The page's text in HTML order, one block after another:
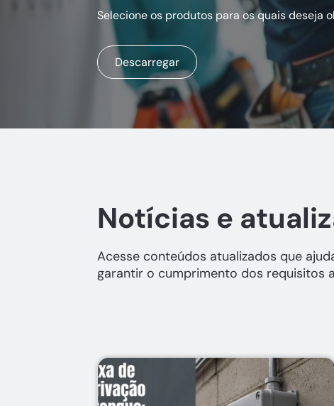
Selecione os produtos para os quais deseja
Descarregar
Notícias e
Acesse conteúdos atualizados que
garantir o cumprimento dos requisitos